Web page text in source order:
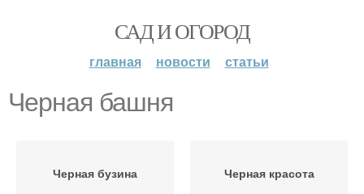
САД И ОГОРОД
главная новости статьи
Черная башня
Черная бузина Черная красота